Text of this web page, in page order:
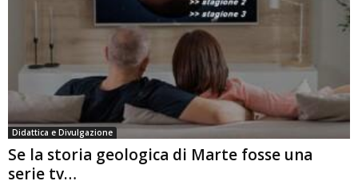
Didattica e Divulgazione
Se la storia geologica di Marte fosse una
serie tv…